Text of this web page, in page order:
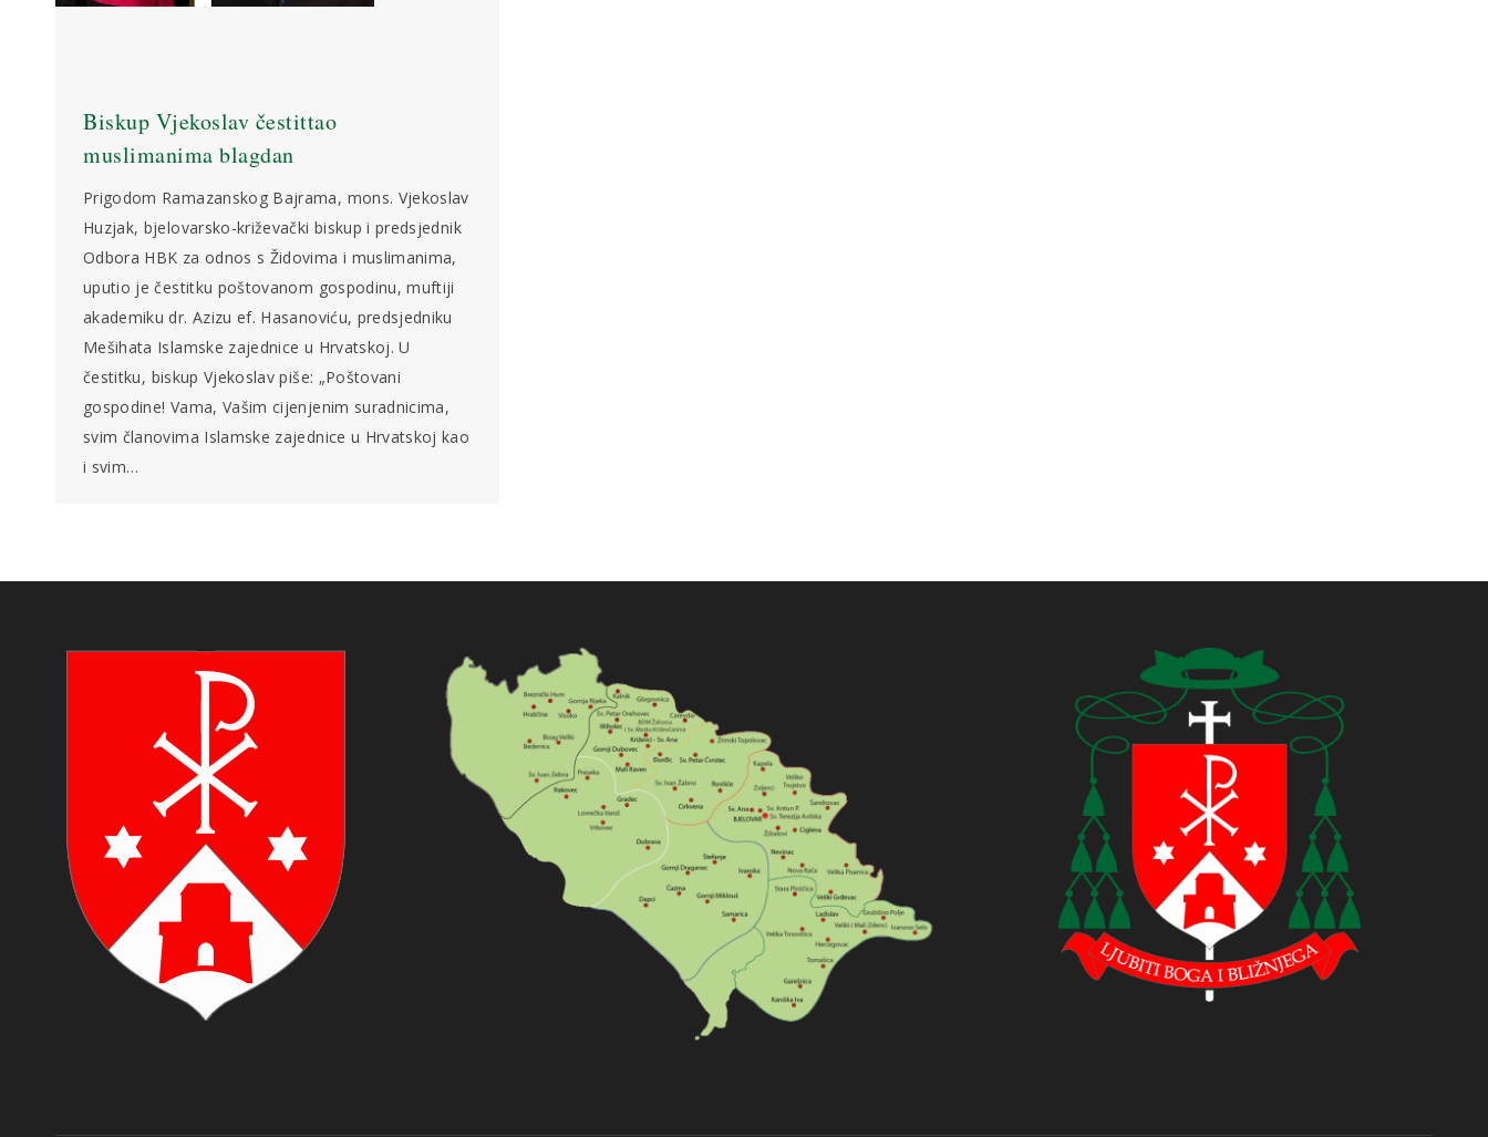
Biskup Vjekoslav čestittao
muslimanima blagdan
Prigodom Ramazanskog Bajrama, mons. Vjekoslav
Huzjak, bjelovarsko-križevački biskup i predsjednik
Odbora HBK za odnos s Židovima i muslimanima,
uputio je čestitku poštovanom gospodinu, muftiji
akademiku dr. Azizu ef. Hasanoviću, predsjedniku
Mešihata Islamske zajednice u Hrvatskoj. U
čestitku, biskup Vjekoslav piše: „Poštovani
gospodine! Vama, Vašim cijenjenim suradnicima,
svim članovima Islamske zajednice u Hrvatskoj kao
i svim…